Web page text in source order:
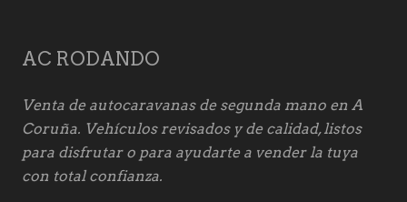
AC RODANDO
Venta de autocaravanas de segunda mano en A
Coruña. Vehículos revisados y de calidad, listos
para disfrutar o para ayudarte a vender la tuya
con total confianza.